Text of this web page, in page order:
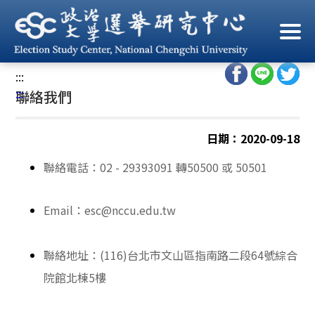
到
主
要
內
容
首頁/ 關於選研/ 聯絡我們
:::
:::
聯絡我們
日期：2020-09-18
聯絡電話：02 - 29393091轉50500 或 50501
Email ：esc@nccu.edu.tw
聯絡地址： (116)台北市文山區指南路二段64號綜合
院館北棟5樓